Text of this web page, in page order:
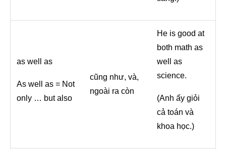
as well as
As well as = Not
only … but also
cũng như, và,
ngoài ra còn
He is good at
both math as
well as
science.
(Anh ấy giỏi
cả toán và
khoa học.)